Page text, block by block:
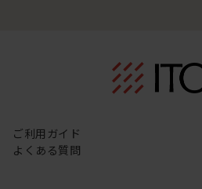
ご利用ガイド
よくある質問